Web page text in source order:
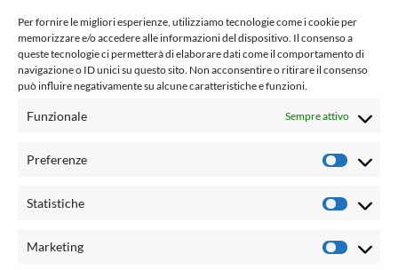
Per fornire le migliori esperienze, utilizziamo tecnologie come i cookie per
memorizzare e/o accedere alle informazioni del dispositivo. Il consenso a
queste tecnologie ci permetterà di elaborare dati come il comportamento di
navigazione o ID unici su questo sito. Non acconsentire o ritirare il consenso
può influire negativamente su alcune caratteristiche e funzioni.
Funzionale Sempre attivo
Preferenze
Statistiche
Marketing
www.laletteraturaenoi.it
fondato da Romano Luperini
Questo blog non rappresenta una testata giornalistica in
quanto viene aggiornato senza alcuna periodicità. Non può
legge n° 62 del 7.03.2001. L'autore non è responsabile per
email: